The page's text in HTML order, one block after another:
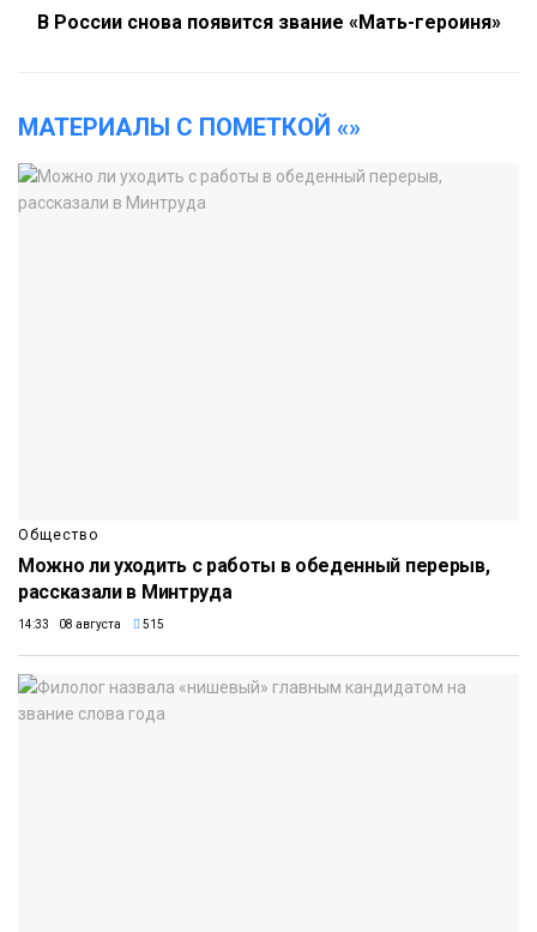
В России снова появится звание «Мать-героиня»
МАТЕРИАЛЫ С ПОМЕТКОЙ «»
Общество
Можно ли уходить с работы в обеденный перерыв,
рассказали в Минтруда
14:33 08 августа 515